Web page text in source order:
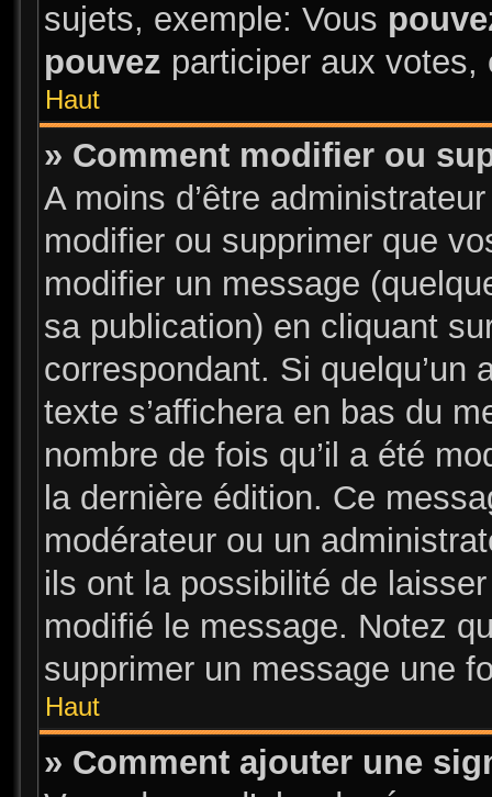
sujets, exemple: Vous
pouvez participer aux votes,
Haut
» Comment modifier ou
A moins d’être
modifier ou supprimer que
modifier un message
sa publication) en cliquant
correspondant. Si quelqu’un
texte s’affichera en bas du
nombre de fois qu’il a été
la dernière édition. Ce
modérateur ou un
ils ont la possibilité de
modifié le message. Notez
supprimer un message une
Haut
» Comment ajouter une